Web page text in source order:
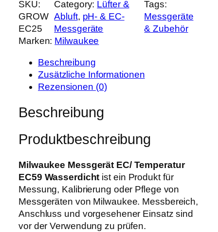
h
e
r
e
i
w
r
:
5
,
0
0
e
i
s
s
t
:
1
9
9
€
.
i
l
w
a
e
s
e
r
ä
t
E
C
SKU:
GROW
EC25
Category: Lüfter &
Abluft, pH- & EC-
Messgeräte
Tags:
Messgeräte
& Zubehör
Marken: Milwaukee
Beschreibung
Zusätzliche Informationen
Rezensionen (0)
Beschreibung
Produktbeschreibung
Milwaukee Messgerät EC/ Temperatur
EC59 Wasserdicht ist ein Produkt für
Messung, Kalibrierung oder Pflege von
Messgeräten von Milwaukee. Messbereich,
Anschluss und vorgesehener Einsatz sind
vor der Verwendung zu prüfen.